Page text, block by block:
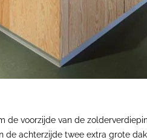
de voorzijde van de
de achterzijde twee extra grote